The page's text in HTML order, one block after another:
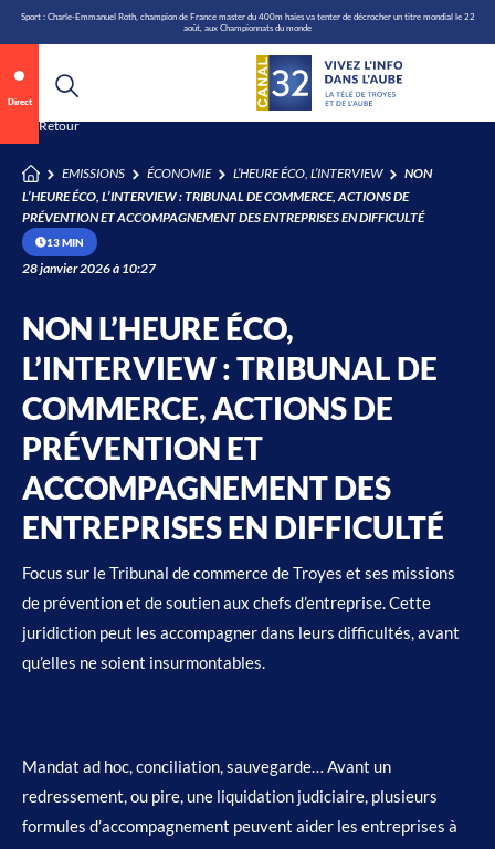
Aller
au
contenu
Sport : Charle-Emmanuel Roth, champion de France master du 400m haies va tenter de décrocher un titre mondial le 22
août, aux Championnats du monde
Direct
Retour
EMISSIONS ÉCONOMIE L’HEURE ÉCO, L’INTERVIEW
NON
L’HEURE ÉCO, L’INTERVIEW : TRIBUNAL DE COMMERCE, ACTIONS DE
PRÉVENTION ET ACCOMPAGNEMENT DES ENTREPRISES EN DIFFICULTÉ
0:05 / 0:12
13 MIN
28 janvier 2026 à 10:27
NON L’HEURE ÉCO,
L’INTERVIEW : TRIBUNAL DE
COMMERCE, ACTIONS DE
PRÉVENTION ET
ACCOMPAGNEMENT DES
ENTREPRISES EN DIFFICULTÉ
Focus sur le Tribunal de commerce de Troyes et ses missions
de prévention et de soutien aux chefs d’entreprise. Cette
juridiction peut les accompagner dans leurs difficultés, avant
qu’elles ne soient insurmontables.
Mandat ad hoc, conciliation, sauvegarde… Avant un
redressement, ou pire, une liquidation judiciaire, plusieurs
formules d’accompagnement peuvent aider les entreprises à